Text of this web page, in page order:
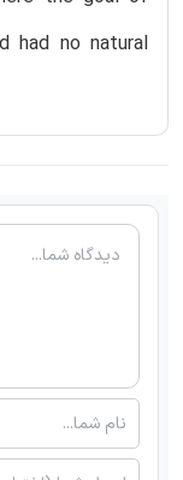
had no natural